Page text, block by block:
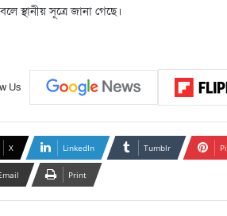
স্থানীয় সূত্রে জানা গেছে।
Us
X LinkedIn Tumblr
Print